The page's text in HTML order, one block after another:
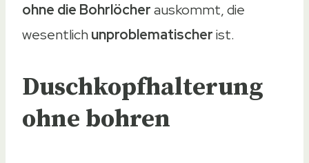
ohne die Bohrlöcherauskommt, die
wesentlichunproblematischerist.
Duschkopfhalterung
ohne bohren